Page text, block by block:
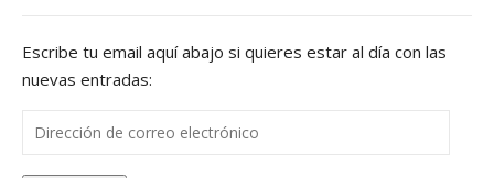
Escribe tu email aquí abajo si quieres estar al día con las
nuevas entradas:
Dirección de correo electrónico